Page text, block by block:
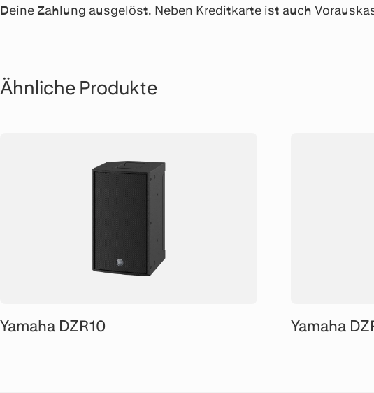
Deine Zahlung ausgelöst. Neben Kreditkarte ist auch
Ähnliche Produkte
Yamaha DZR10 Yamaha